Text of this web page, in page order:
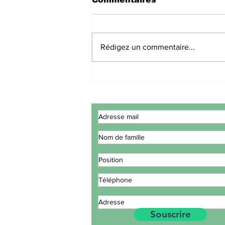
réunion à Lomé
consacrée à l'examen
du plan d'action de la
stratégie maritime
intégrée.
Rédigez un commentaire...
Souscrire